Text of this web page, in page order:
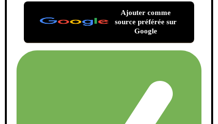
Ajouter comme
source préférée sur
Google